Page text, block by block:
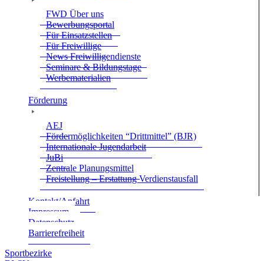
FWD Über uns
Bewer­bungs­por­tal
Für Ein­satz­stel­len
Für Frei­wil­lige
News Frei­wil­li­gen­dienste
Semi­nare & Bil­dungs­tage
Wer­be­ma­te­ria­lien
För­de­rung
AEJ
För­der­mög­lich­kei­ten “Dritt­mit­tel” (BJR)
Inter­na­tio­nale Jugend­ar­beit
JuBi
Zen­trale Pla­nungs­mit­tel
Frei­stel­lung – Erstat­tung Ver­dienst­aus­fall
Kontakt/Anfahrt
Impres­sum
Daten­schutz
Bar­rie­re­frei­heit
Sportbezirke